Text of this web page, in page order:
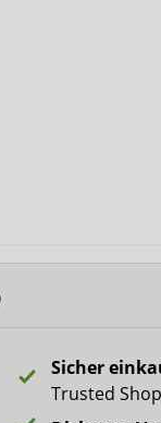
Sicher
Trusted